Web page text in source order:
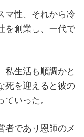
マ性、それから冷
を創業し、一代で
私生活も順調かと
死を迎えると彼の
いった。
者であり恩師のメ